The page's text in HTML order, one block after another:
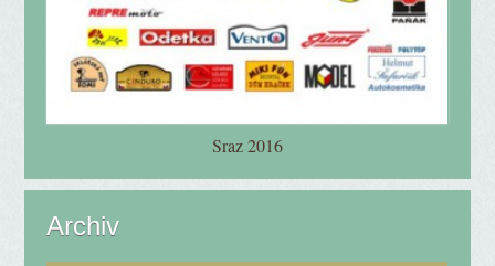
Sraz 2016
Archiv